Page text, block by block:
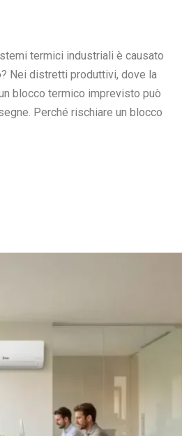
termici industriali è causato
Nei distretti produttivi, dove la
blocco termico imprevisto può
Perché rischiare un blocco